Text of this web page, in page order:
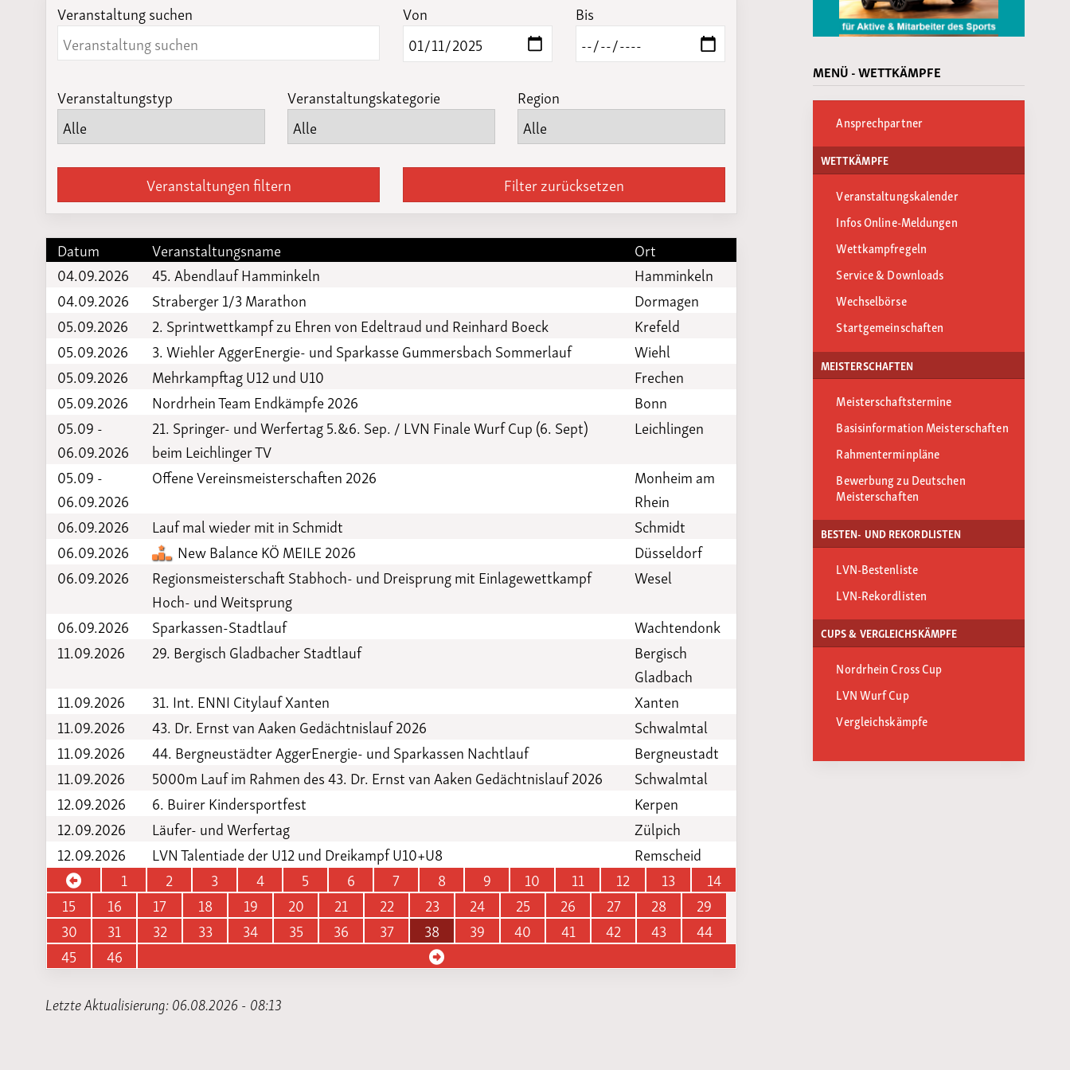
LSB-
Schutzkonzeptgenerator
Laufveranstaltertagungen
2023
Veranstaltung suchen Von Bis
Veranstaltungstyp Veranstaltungskategorie Region
Veranstaltungen filtern Filter zurücksetzen
Datum Veranstaltungsname
Ort
04.09.2026
45. Abendlauf Hamminkeln
Hamminkeln
04.09.2026
Straberger 1/3 Marathon
Dormagen
05.09.2026
2. Sprintwettkampf zu Ehren von Edeltraud und Reinhard Boeck
Krefeld
05.09.2026
3. Wiehler AggerEnergie- und Sparkasse Gummersbach Sommerlauf
Wiehl
05.09.2026
Mehrkampftag U12 und U10
Frechen
05.09.2026
Nordrhein Team Endkämpfe 2026
Bonn
05.09 -
06.09.2026
21. Springer- und Werfertag 5.&6. Sep. / LVN Finale Wurf Cup (6. Sept)
beim Leichlinger TV
Leichlingen
05.09 -
06.09.2026
Offene Vereinsmeisterschaften 2026
Monheim am
Rhein
06.09.2026
Lauf mal wieder mit in Schmidt
Schmidt
06.09.2026
New Balance KÖ MEILE 2026
Düsseldorf
06.09.2026
Regionsmeisterschaft Stabhoch- und Dreisprung mit Einlagewettkampf
Hoch- und Weitsprung
Wesel
06.09.2026
Sparkassen-Stadtlauf
Wachtendonk
11.09.2026
29. Bergisch Gladbacher Stadtlauf
Bergisch
Gladbach
11.09.2026
31. Int. ENNI Citylauf Xanten
Xanten
11.09.2026
43. Dr. Ernst van Aaken Gedächtnislauf 2026
Schwalmtal
11.09.2026
44. Bergneustädter AggerEnergie- und Sparkassen Nachtlauf
Bergneustadt
11.09.2026
5000m Lauf im Rahmen des 43. Dr. Ernst van Aaken Gedächtnislauf 2026
Schwalmtal
12.09.2026
6. Buirer Kindersportfest
Kerpen
12.09.2026
Läufer- und Werfertag
Zülpich
12.09.2026
LVN Talentiade der U12 und Dreikampf U10+U8
Remscheid
1
2 3 4 5 6 7 8 9 10 11 12 13
14
15
16 17 18 19 20 21 22 23 24 25 26 27 28
29
30
31 32 33 34 35 36 37 38 39 40 41 42 43
44
45
46
Letzte Aktualisierung: 06.08.2026 - 08:13
MENÜ - WETTKÄMPFE
Ansprechpartner
WETTKÄMPFE
Veranstaltungskalender
Infos Online-Meldungen
Wettkampfregeln
Service & Downloads
Wechselbörse
Startgemeinschaften
MEISTERSCHAFTEN
Meisterschaftstermine
Basisinformation Meisterschaften
Rahmenterminpläne
Bewerbung zu Deutschen
Meisterschaften
BESTEN- UND REKORDLISTEN
LVN-Bestenliste
LVN-Rekordlisten
CUPS & VERGLEICHSKÄMPFE
Nordrhein Cross Cup
LVN Wurf Cup
Vergleichskämpfe